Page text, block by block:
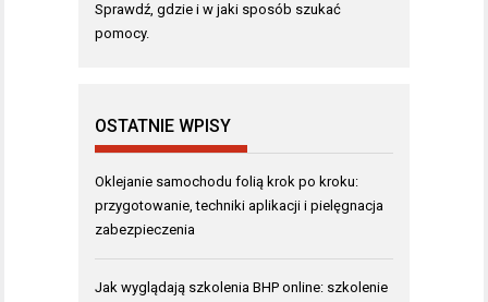
Sprawdź, gdzie i w jaki sposób szukać
pomocy.
OSTATNIE WPISY
Oklejanie samochodu folią krok po kroku:
przygotowanie, techniki aplikacji i pielęgnacja
zabezpieczenia
Jak wyglądają szkolenia BHP online: szkolenie